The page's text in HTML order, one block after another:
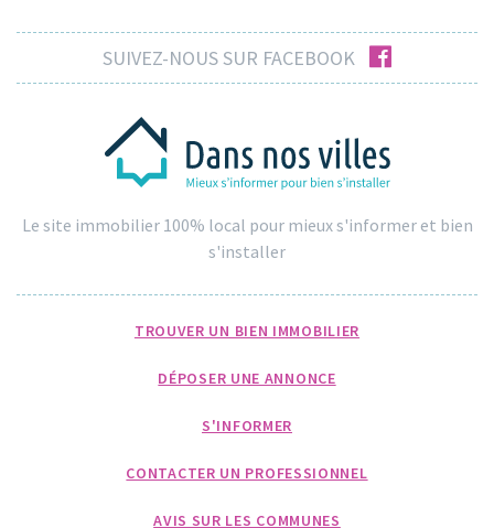
SUIVEZ-NOUS SUR FACEBOOK facebook
Le site immobilier 100% local pour mieux s'informer et bien
s'installer
TROUVER UN BIEN IMMOBILIER
DÉPOSER UNE ANNONCE
S'INFORMER
CONTACTER UN PROFESSIONNEL
AVIS SUR LES COMMUNES